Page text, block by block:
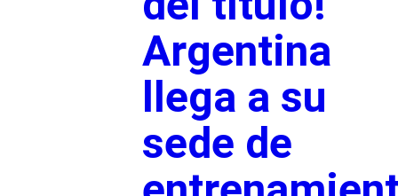
Argentina
llega a su
sede de